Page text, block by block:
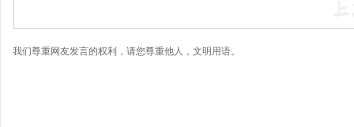
我们尊重网友发言的权利，请您尊重他人，文明用语。